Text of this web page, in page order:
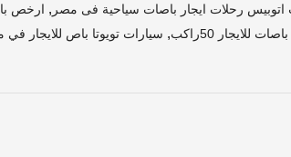
رحلات ايجار باصات سياحية فى مصر , ارخص باصات
باصات للايجار 50راكب , سيارات تويوتا باص للايجار في